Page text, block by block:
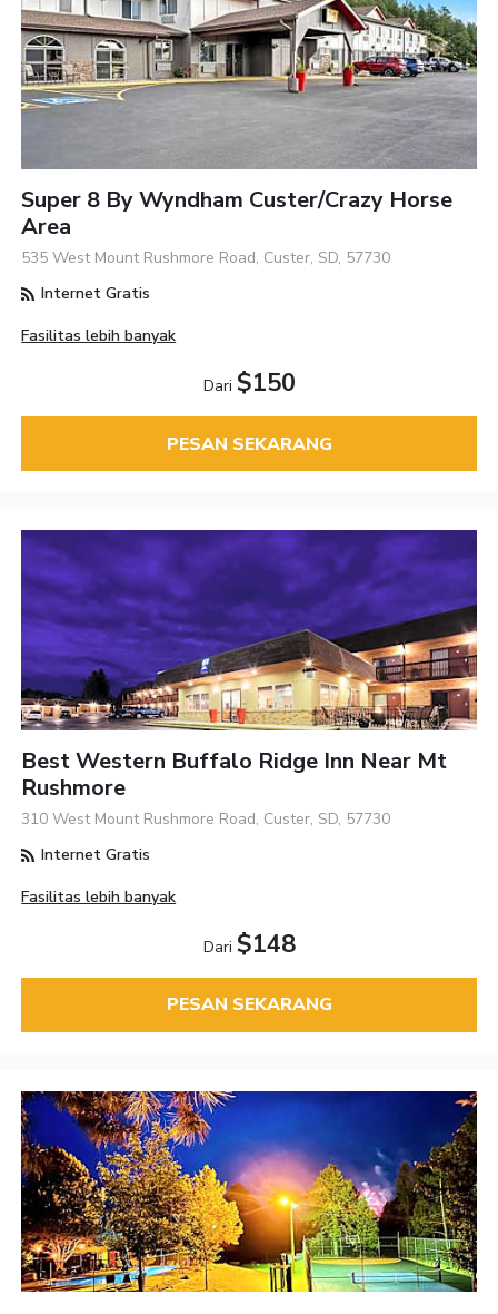
Super 8 By Wyndham Custer/Crazy Horse
Area
535 West Mount Rushmore Road, Custer, SD, 57730
Internet Gratis
Fasilitas lebih banyak
Dari $150
PESAN SEKARANG
Best Western Buffalo Ridge Inn Near Mt
Rushmore
310 West Mount Rushmore Road, Custer, SD, 57730
Internet Gratis
Fasilitas lebih banyak
Dari $148
PESAN SEKARANG